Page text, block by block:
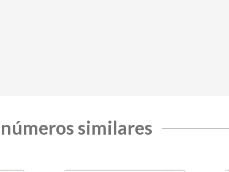
números similares